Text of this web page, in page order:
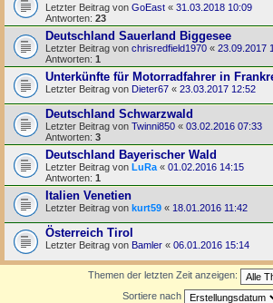
Letzter Beitrag von GoEast « 31.03.2018 10:09
Antworten: 23
Deutschland Sauerland Biggesee
Letzter Beitrag von chrisredfield1970 « 23.09.2017
Antworten: 1
Unterkünfte für Motorradfahrer in
Letzter Beitrag von Dieter67 « 23.03.2017 12:52
Deutschland Schwarzwald
Letzter Beitrag von Twinni850 « 03.02.2016 07:33
Antworten: 3
Deutschland Bayerischer Wald
Letzter Beitrag von LuRa « 01.02.2016 14:15
Antworten: 1
Italien Venetien
Letzter Beitrag von kurt59 « 18.01.2016 11:42
Österreich Tirol
Letzter Beitrag von Bamler « 06.01.2016 15:14
Themen der letzten Zeit anzeigen:
Sortiere nach